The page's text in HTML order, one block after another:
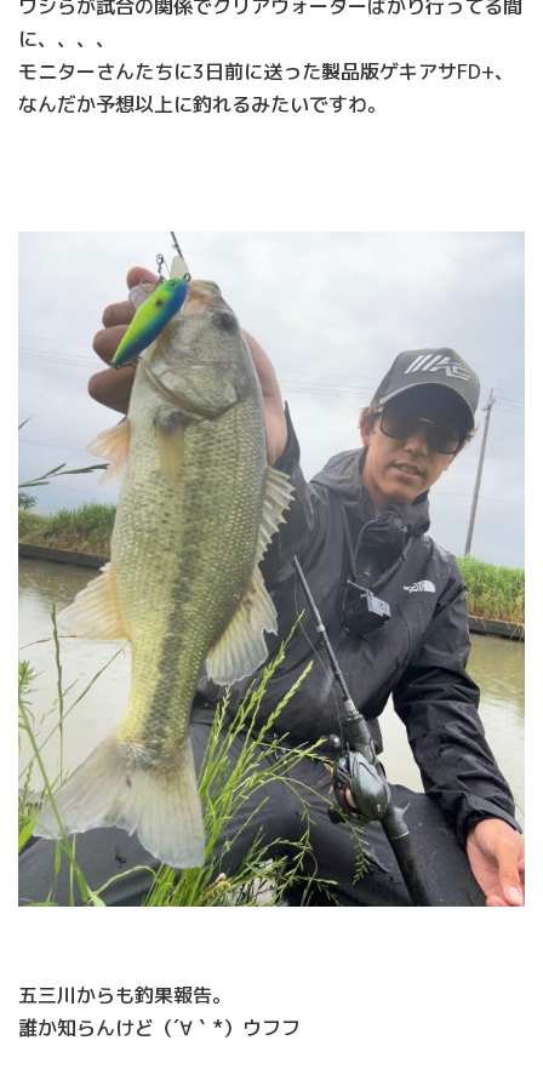
ワシらが試合の関係でクリアウォーターばかり行ってる間
に、、、、
モニターさんたちに3日前に送った製品版ゲキアサFD+、
なんだか予想以上に釣れるみたいですわ。
五三川からも釣果報告。
誰か知らんけど（´∀｀*）ウフフ